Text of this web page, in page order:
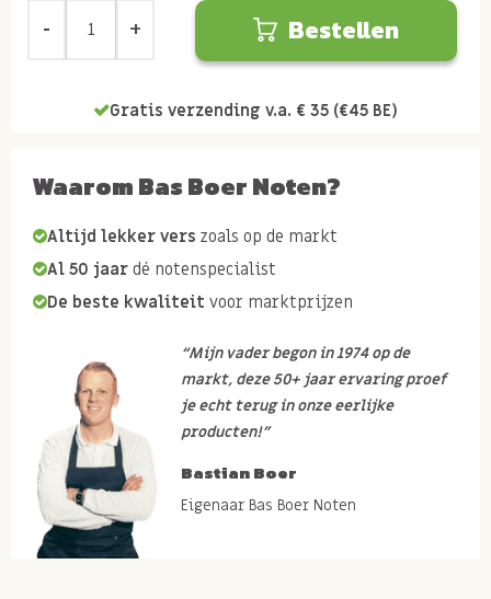
Bestellen
Gratis verzending v.a. € 35 (€45 BE)
Waarom Bas Boer Noten?
Altijd lekker vers zoals op de markt
Al 50 jaar dé notenspecialist
De beste kwaliteit voor marktprijzen
“Mijn vader begon in 1974 op de
markt, deze 50+ jaar ervaring proef
je echt terug in onze eerlijke
producten!”
Bastian Boer
Eigenaar Bas Boer Noten